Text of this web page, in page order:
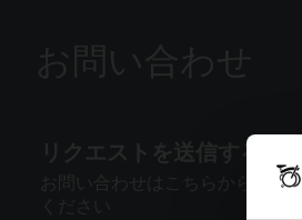
リクエストを送信する
お問い合わせはこちらからご連絡